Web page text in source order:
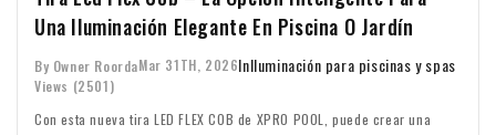
Una Iluminación Elegante En Piscina O Jardín
By Owner RoordaMar 31TH, 2026InIluminación para piscinas y spas
Views (2501)
Con esta nueva tira LED FLEX COB de XPRO POOL, puede crear una